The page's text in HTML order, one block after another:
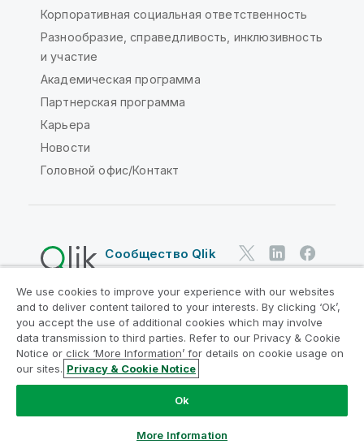
Корпоративная социальная ответственность
Разнообразие, справедливость, инклюзивность
и участие
Академическая программа
Партнерская программа
Карьера
Новости
Головной офис/Контакт
Сообщество Qlik
Юридические соглашения
Условия использования продуктов
Legal Policies
Юридические положения
Условия использования
Товарные знаки
Do Not Share My Info
© QlikTech International AB, 1993-2026. Все права
We use cookies to improve your experience with our websites
and to deliver content tailored to your interests. By clicking ‘Ok’,
you accept the use of additional cookies which may involve
data transmission to third parties. Refer to our Privacy & Cookie
Notice or click ‘More Information’ for details on cookie usage on
our sites. Privacy & Cookie Notice
Ok
More Information